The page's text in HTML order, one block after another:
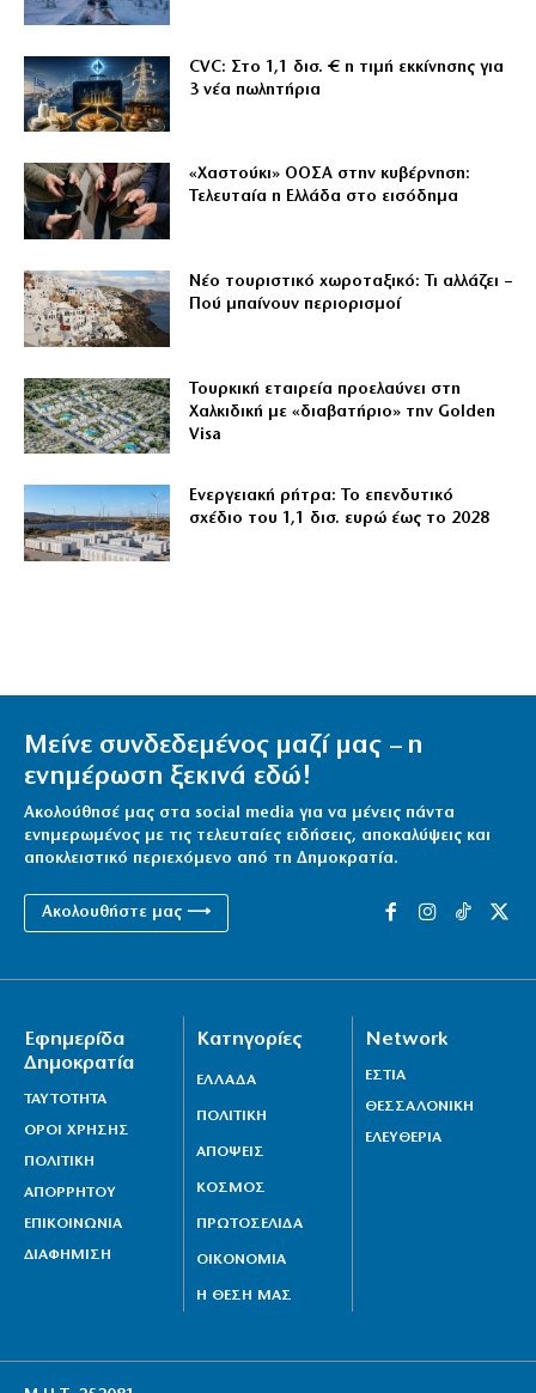
CVC: Στο 1,1 δισ. € η τιμή εκκίνησης για
3 νέα πωλητήρια
«Χαστούκι» ΟΟΣΑ στην κυβέρνηση:
Τελευταία η Ελλάδα στο εισόδημα
Νέο τουριστικό χωροταξικό: Τι αλλάζει –
Πού μπαίνουν περιορισμοί
Τουρκική εταιρεία προελαύνει στη
Χαλκιδική με «διαβατήριο» την Golden
Visa
Ενεργειακή ρήτρα: Το επενδυτικό
σχέδιο του 1,1 δισ. ευρώ έως το 2028
Μείνε συνδεδεμένος μαζί μας – η
ενημέρωση ξεκινά εδώ!
Ακολούθησέ μας στα social media για να μένεις πάντα
ενημερωμένος με τις τελευταίες ειδήσεις, αποκαλύψεις και
αποκλειστικό περιεχόμενο από τη Δημοκρατία.
Ακολουθήστε μας ⟶
Εφημερίδα
Δημοκρατία
ΤΑΥΤΟΤΗΤΑ
ΟΡΟΙ ΧΡΗΣΗΣ
ΠΟΛΙΤΙΚΗ
ΑΠΟΡΡΗΤΟΥ
ΕΠΙΚΟΙΝΩΝΙΑ
ΔΙΑΦΗΜΙΣΗ
Κατηγορίες
ΕΛΛΑΔΑ
ΠΟΛΙΤΙΚΗ
ΑΠΟΨΕΙΣ
ΚΟΣΜΟΣ
ΠΡΩΤΟΣΕΛΙΔΑ
ΟΙΚΟΝΟΜΙΑ
Η ΘΕΣΗ ΜΑΣ
Network
ΕΣΤΙΑ
ΘΕΣΣΑΛΟΝΙΚΗ
ΕΛΕΥΘΕΡΙΑ